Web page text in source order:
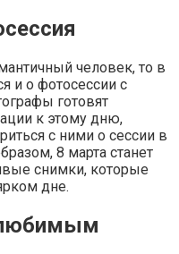
человек, то в
и о фотосессии с
готовят
к этому дню,
с ними о сессии в
8 марта станет
снимки, которые
дне.
любимым